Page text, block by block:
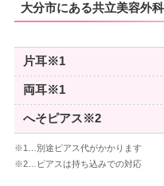
大分市にある共立美容外
片耳※1
両耳※1
へそピアス※2
※1…別途ピアス代がかかります
※2…ピアスは持ち込みでの対応